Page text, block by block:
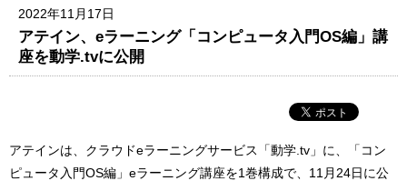
2022年11月17日
アテイン、eラーニング「コンピュータ入門OS編」講
座を動学.tvに公開
アテインは、クラウドeラーニングサービス「動学.tv」に、「コン
ピュータ入門OS編」eラーニング講座を1巻構成で、11月24日に公